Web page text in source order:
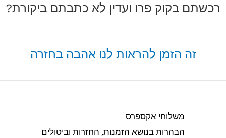
רכשתם בקוק פרו ועדין לא כתבתם ביקורת?
זה הזמן להראות לנו אהבה בחזרה
משלוחי אקספרס
הבהרות בנושא הזמנות, החזרות וביטולים​